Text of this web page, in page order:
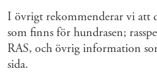
I övrigt rekommenderar vi att
som finns för hundrasen;
RAS, och övrig information
sida.